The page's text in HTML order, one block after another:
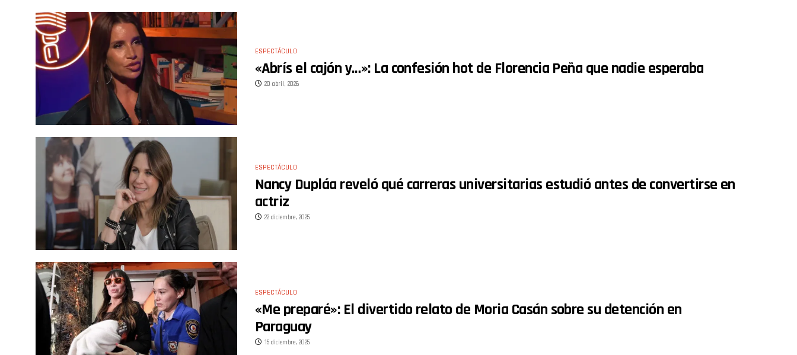
ESPECTÁCULO
«Abrís el cajón y…»: La confesión hot de Florencia Peña que nadie esperaba
20 abril, 2026
ESPECTÁCULO
Nancy Dupláa reveló qué carreras universitarias estudió antes de convertirse en
actriz
22 diciembre, 2025
ESPECTÁCULO
«Me preparé»: El divertido relato de Moria Casán sobre su detención en
Paraguay
15 diciembre, 2025